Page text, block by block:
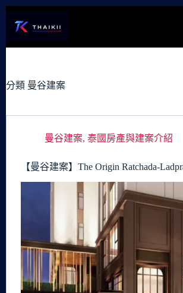
容
分類 曼谷建案
曼谷建案, 泰國房產與建案介紹
【曼谷建案】The Origin Ratchada-